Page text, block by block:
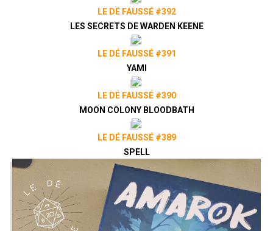
LE DÉ FAUSSÉ #392
LES SECRETS DE WARDEN KEENE
LE DÉ FAUSSÉ #391
YAMI
LE DÉ FAUSSÉ #390
MOON COLONY BLOODBATH
LE DÉ FAUSSÉ #389
SPELL